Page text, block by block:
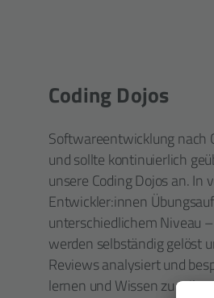
Coding Dojos
Softwareentwicklung nach
und sollte kontinuierlich
unsere Coding Dojos an.
Entwickler:innen
unter­schied­lichem Niveau
werden selb­ständig gelöst
Reviews analysiert und
lernen und Wissen zu teilen.